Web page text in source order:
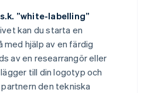
”white-labelling”
kan du starta en
hjälp av en färdig
av en researrangör eller
till din logotyp och
den tekniska